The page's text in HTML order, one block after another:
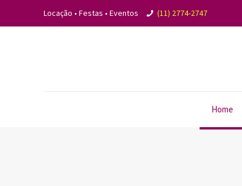
Locação • Festas • Eventos (11) 2774-2747
Home